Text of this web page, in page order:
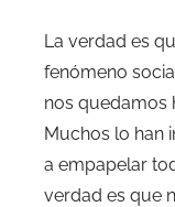
La verdad es
fenómeno
nos quedamos
Muchos lo han
a empapelar
verdad es que